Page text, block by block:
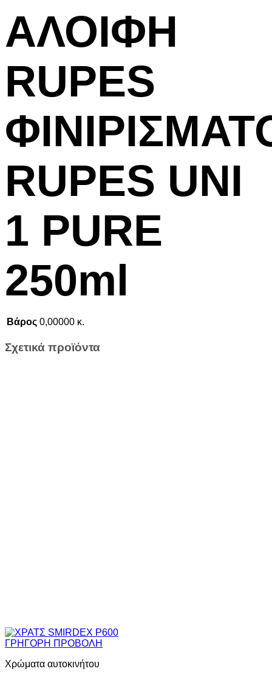
ΑΛΟΙΦΗ
RUPES
RUPES UNI
1 PURE
250ml
Βάρος 0,00000 κ.
Σχετικά προϊόντα
ΓΡΗΓΟΡΗ ΠΡΟΒΟΛΗ
Χρώματα αυτοκινήτου